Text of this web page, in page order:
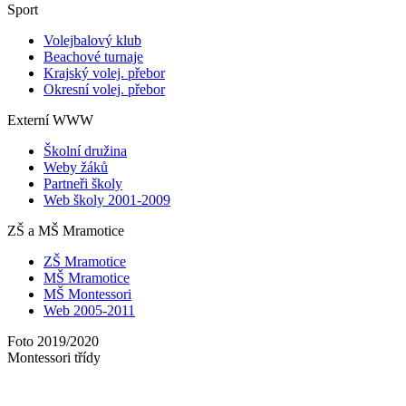
Sport
Volejbalový klub
Beachové turnaje
Krajský volej. přebor
Okresní volej. přebor
Externí WWW
Školní družina
Weby žáků
Partneři školy
Web školy 2001-2009
ZŠ a MŠ Mramotice
ZŠ Mramotice
MŠ Mramotice
MŠ Montessori
Web 2005-2011
Foto 2019/2020
Montessori třídy